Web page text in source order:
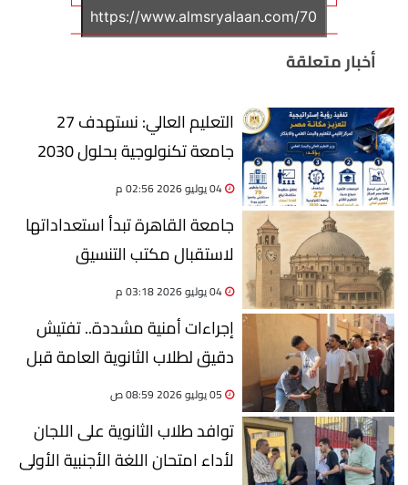
أخبار متعلقة
التعليم العالي: نستهدف 27
جامعة تكنولوجية بحلول 2030
04 يوليو 2026 02:56 م
جامعة القاهرة تبدأ استعداداتها
لاستقبال مكتب التنسيق
الإلكتروني للقبول بالجامعات
04 يوليو 2026 03:18 م
إجراءات أمنية مشددة.. تفتيش
دقيق لطلاب الثانوية العامة قبل
امتحان اللغة الأجنبية الأولى
05 يوليو 2026 08:59 ص
توافد طلاب الثانوية على اللجان
لأداء امتحان اللغة الأجنبية الأولى